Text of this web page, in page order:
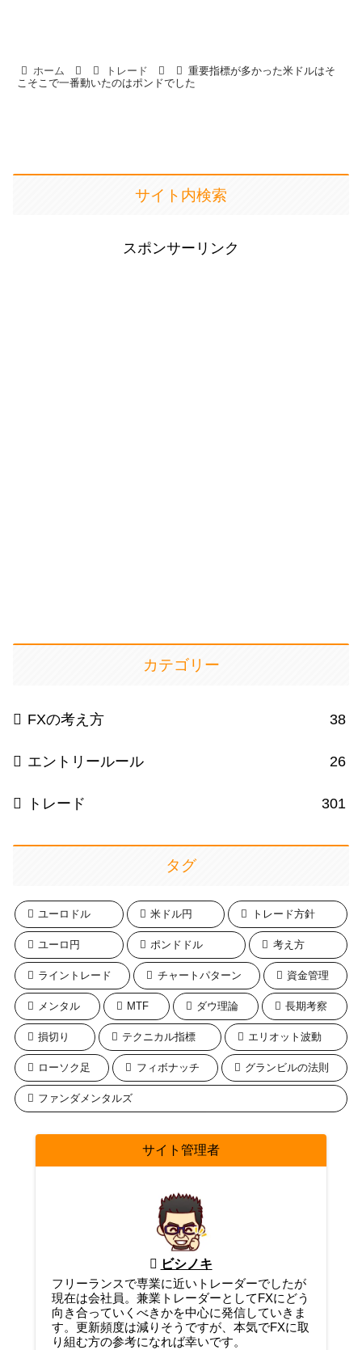
ホーム トレード
重要指標が多かった米ドルはそ
こそこで一番動いたのはポンドでした
サイト内検索
スポンサーリンク
カテゴリー
FXの考え方 38
エントリールール 26
トレード 301
タグ
ユーロドル 米ドル円 トレード方針
ユーロ円 ポンドドル 考え方
ライントレード チャートパターン 資金管理
メンタル MTF ダウ理論 長期考察
損切り テクニカル指標 エリオット波動
ローソク足 フィボナッチ グランビルの法則
ファンダメンタルズ
サイト管理者
ビシノキ
フリーランスで専業に近いトレーダーでしたが
現在は会社員。兼業トレーダーとしてFXにどう
向き合っていくべきかを中心に発信していきま
す。更新頻度は減りそうですが、本気でFXに取
り組む方の参考になれば幸いです。